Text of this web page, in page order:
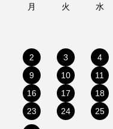
月 火 水
2 3 4
9
10 11
16
17 18
23
24 25